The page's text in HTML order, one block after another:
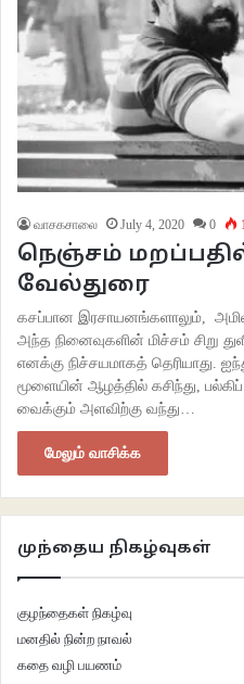
வாசகசாலை July 4, 2020 0
நெஞ்சம்
வேல்துரை
கசப்பான இரசாயனங்களாலும்,
அந்த நினைவுகளின் மிச்சம் சிறு
எனக்கு நிச்சயமாகத் தெரியாது.
மூளையின் ஆழத்தில் கசிந்து,
வைக்கும் அளவிற்கு வந்து…
மேலும் வாசிக்க
முந்தைய நிகழ்வுகள்
குழந்தைகள் நிகழ்வு
மனதில் நின்ற நாவல்
கதை வழி பயணம்